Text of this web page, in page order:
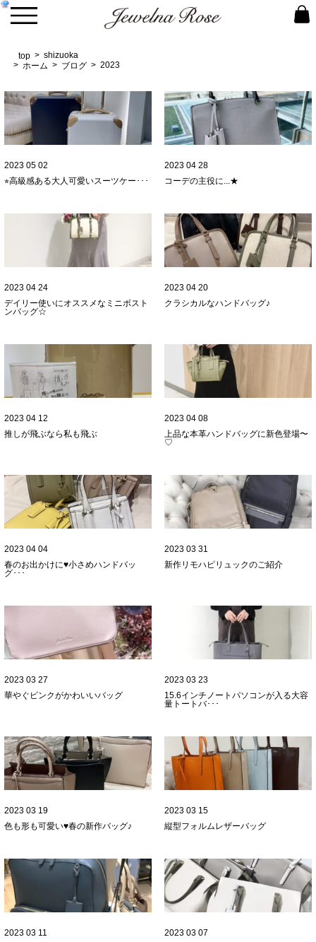
top
shizuoka
ホーム
ブログ 2023
2023 05 02
⭐︎高級感ある大人可愛いスーツケー･･･
2023 04 28
コーデの主役に...★
2023 04 24
デイリー使いにオススメなミニボスト
ンバッグ☆
2023 04 20
クラシカルなハンドバッグ♪
2023 04 12
推しが飛ぶなら私も飛ぶ
2023 04 08
上品な本革ハンドバッグに新色登場〜
♡
2023 04 04
春のお出かけに♥小さめハンドバッ
グ･･･
2023 03 31
新作リモハピリュックのご紹介
2023 03 27
華やぐピンクがかわいいバッグ
2023 03 23
15.6インチノートパソコンが入る大容
量トートバ･･･
2023 03 19
色も形も可愛い♥春の新作バッグ♪
2023 03 15
縦型フォルムレザーバッグ
2023 03 11
2023 03 07